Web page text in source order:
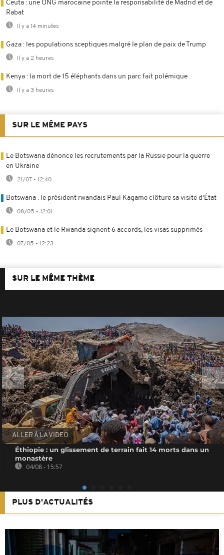
Ceuta : une ONG marocaine pointe la responsabilité de Madrid et de
Rabat
Il y a 14 minutes
Gaza : les populations sceptiques malgré le plan de paix de Trump
Il y a 2 heures
Kenya : la mort de 15 éléphants dans un parc fait polémique
Il y a 3 heures
SUR LE MÊME PAYS
Le Botswana dénonce les recrutements par la Russie pour la guerre
en Ukraine
21/07 - 12:40
Botswana : le président rwandais Paul Kagame clôture sa visite d'État
08/05 - 12:01
Le Botswana et le Rwanda signent 6 accords, les visas supprimés
07/05 - 12:23
SUR LE MÊME THÈME
ALLER À LA VIDEO
Éthiopie : un glissement de terrain fait 14 morts dans un
monastère
04/08 - 15:57
PLUS D'ACTUALITÉS